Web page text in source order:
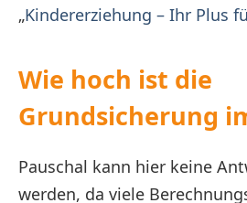
„Kindererziehung – Ihr Plus
Wie hoch ist die
Grundsicherung
Pauschal kann hier keine
werden, da viele